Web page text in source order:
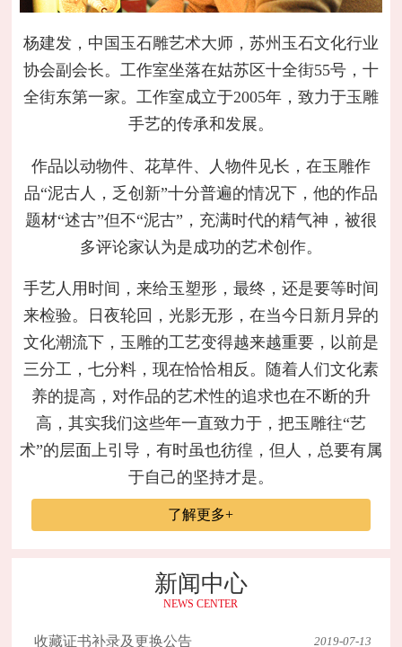
杨建发，中国玉石雕艺术大师，苏州玉石文化行业
协会副会长。工作室坐落在姑苏区十全街55号，十
全街东第一家。工作室成立于2005年，致力于玉雕
手艺的传承和发展。
作品以动物件、花草件、人物件见长，在玉雕作
品“泥古人，乏创新”十分普遍的情况下，他的作品
题材“述古”但不“泥古”，充满时代的精气神，被很
多评论家认为是成功的艺术创作。
手艺人用时间，来给玉塑形，最终，还是要等时间
来检验。日夜轮回，光影无形，在当今日新月异的
文化潮流下，玉雕的工艺变得越来越重要，以前是
三分工，七分料，现在恰恰相反。随着人们文化素
养的提高，对作品的艺术性的追求也在不断的升
高，其实我们这些年一直致力于，把玉雕往“艺
术”的层面上引导，有时虽也彷徨，但人，总要有属
于自己的坚持才是。
了解更多+
新闻中心
NEWS CENTER
收藏证书补录及更换公告 2019-07-13